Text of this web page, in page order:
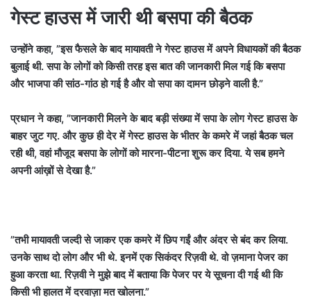
गेस्ट हाउस में जारी थी बसपा की बैठक
उन्होंने कहा, ”इस फैसले के बाद मायावती ने गेस्ट हाउस में अपने विधायकों की बैठक
बुलाई थी. सपा के लोगों को किसी तरह इस बात की जानकारी मिल गई कि बसपा
और भाजपा की सांठ-गांठ हो गई है और वो सपा का दामन छोड़ने वाली है.”
प्रधान ने कहा, ”जानकारी मिलने के बाद बड़ी संख्या में सपा के लोग गेस्ट हाउस के
बाहर जुट गए. और कुछ ही देर में गेस्ट हाउस के भीतर के कमरे में जहां बैठक चल
रही थी, वहां मौजूद बसपा के लोगों को मारना-पीटना शुरू कर दिया. ये सब हमने
अपनी आंख़ों से देखा है.”
”तभी मायावती जल्दी से जाकर एक कमरे में छिप गईं और अंदर से बंद कर लिया.
उनके साथ दो लोग और भी थे. इनमें एक सिकंदर रिज़वी थे. वो ज़माना पेजर का
हुआ करता था. रिज़वी ने मुझे बाद में बताया कि पेजर पर ये सूचना दी गई थी कि
किसी भी हालत में दरवाज़ा मत खोलना.”